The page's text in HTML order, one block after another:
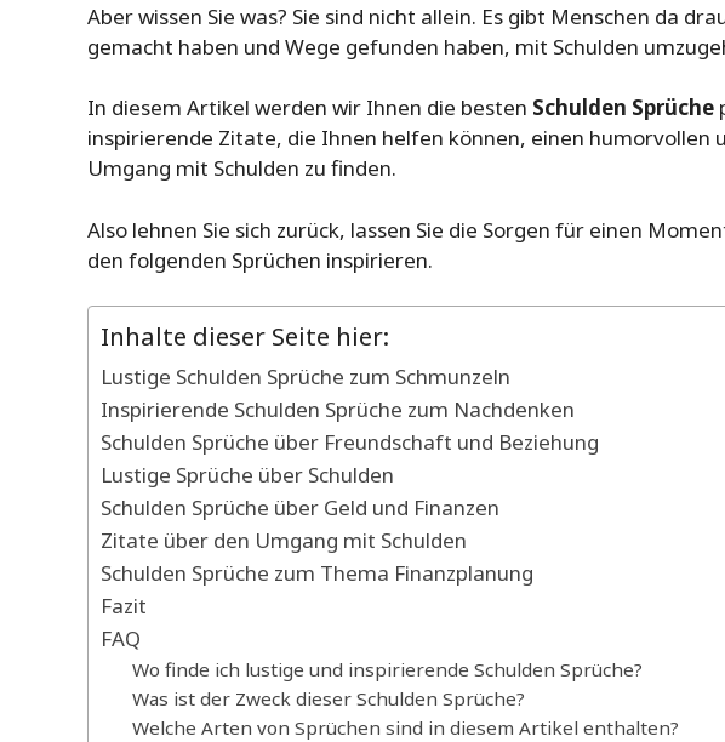
Aber wissen Sie was? Sie sind nicht allein. Es gibt Menschen da
gemacht haben und Wege gefunden haben, mit Schulden
In diesem Artikel werden wir Ihnen die besten Schulden Sprüche
inspirierende Zitate, die Ihnen helfen können, einen humorvollen
Umgang mit Schulden zu finden.
Also lehnen Sie sich zurück, lassen Sie die Sorgen für einen
den folgenden Sprüchen inspirieren.
Inhalte dieser Seite hier:
Lustige Schulden Sprüche zum Schmunzeln
Inspirierende Schulden Sprüche zum Nachdenken
Schulden Sprüche über Freundschaft und Beziehung
Lustige Sprüche über Schulden
Schulden Sprüche über Geld und Finanzen
Zitate über den Umgang mit Schulden
Schulden Sprüche zum Thema Finanzplanung
Fazit
FAQ
Wo finde ich lustige und inspirierende Schulden Sprüche?
Was ist der Zweck dieser Schulden Sprüche?
Welche Arten von Sprüchen sind in diesem Artikel enthalten?